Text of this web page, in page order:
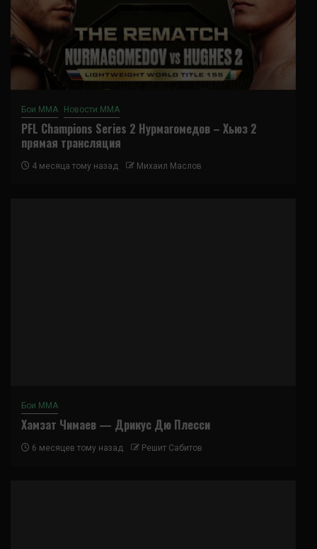
Бои ММА Новости ММА
PFL Champions Series 2 Нурмагомедов – Хьюз 2
прямая трансляция
4 месяца тому назад Михаил Маслов
Бои ММА
Хамзат Чимаев — Дрикус Дю Плесси
6 месяцев тому назад Решит Сабитов